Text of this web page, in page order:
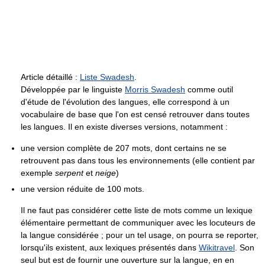
Article détaillé : Liste Swadesh
Développée par le linguiste Morris Swadesh comme outil
d'étude de l'évolution des langues, elle correspond à un
vocabulaire de base que l'on est censé retrouver dans toutes
les langues. Il en existe diverses versions, notamment :
une version complète de 207 mots, dont certains ne se
retrouvent pas dans tous les environnements (elle contient par
exemple serpentet neige)
une version réduite de 100 mots.
Il ne faut pas considérer cette liste de mots comme un lexique
élémentaire permettant de communiquer avec les locuteurs de
la langue considérée ; pour un tel usage, on pourra se reporter,
lorsqu'ils existent, aux lexiques présentés dans Wikitravel . Son
seul but est de fournir une ouverture sur la langue, en en